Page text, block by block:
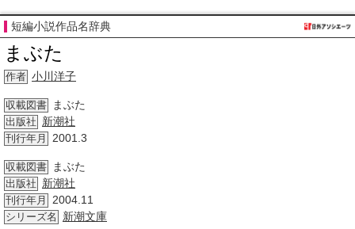
短編小説作品名辞典
まぶた
作者 小川洋子
収載図書 まぶた
出版社 新潮社
刊行年月 2001.3
収載図書 まぶた
出版社 新潮社
刊行年月 2004.11
シリーズ名 新潮文庫